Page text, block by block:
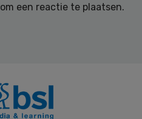
om een reactie te plaatsen.